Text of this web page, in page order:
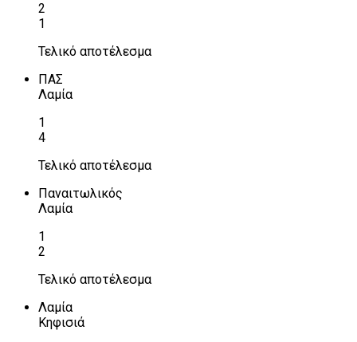
2
1
Τελικό αποτέλεσμα
ΠΑΣ
Λαμία
1
4
Τελικό αποτέλεσμα
Παναιτωλικός
Λαμία
1
2
Τελικό αποτέλεσμα
Λαμία
Κηφισιά